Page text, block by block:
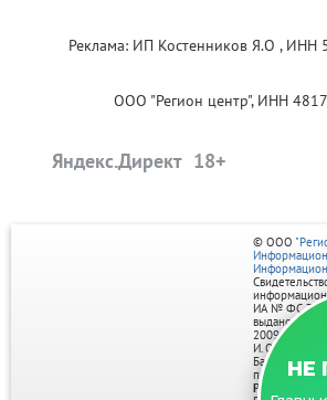
Реклама: ИП Костенников Я.О , ИНН
ООО "Регион центр", ИНН
Яндекс.Директ
НЕ
© ООО
ИА № ФС
выдано
2009г.
И. О.
Баннеры на
правах
Реклама на